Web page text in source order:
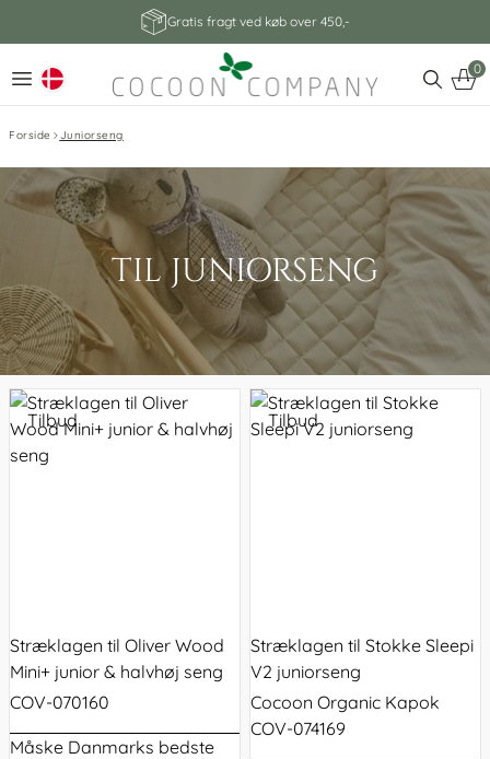
Gratis fragt ved køb over 450,-
0
Forside Juniorseng
TIL JUNIORSENG
Tilbud
Stræklagen til Oliver Wood
Mini+ junior & halvhøj seng
COV-070160
Måske Danmarks bedste
Tilbud
Stræklagen til Stokke Sleepi
V2 juniorseng
Cocoon Organic Kapok
COV-074169